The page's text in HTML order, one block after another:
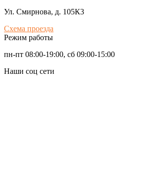
Ул. Смирнова, д. 105К3
Схема проезда
Режим работы
пн-пт 08:00-19:00, сб 09:00-15:00
Наши соц сети